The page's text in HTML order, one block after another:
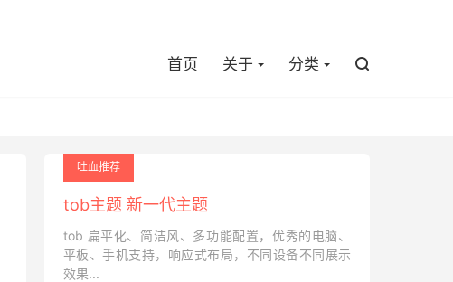
首页 关于 分类 
吐血推荐
tob主题 新一代主题
tob 扁平化、简洁风、多功能配置，优秀的电脑、
平板、手机支持，响应式布局，不同设备不同展示
效果...